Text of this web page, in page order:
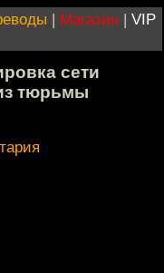
| Магазин | VIP
сети
тюрьмы